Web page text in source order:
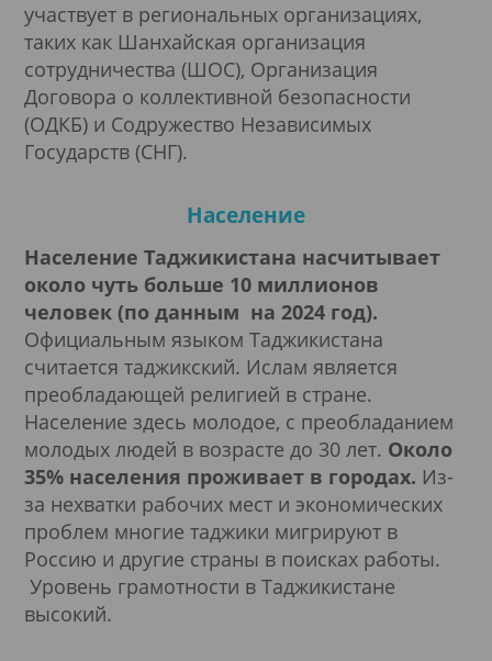
участвует в региональных организациях,
таких как Шанхайская организация
сотрудничества (ШОС), Организация
Договора о коллективной безопасности
(ОДКБ) и Содружество Независимых
Государств (СНГ).
Население
Население Таджикистана насчитывает
около чуть больше 10 миллионов
человек (по данным на 2024 год).
Официальным языком Таджикистана
считается таджикский. Ислам является
преобладающей религией в стране.
Население здесь молодое, с преобладанием
молодых людей в возрасте до 30 лет. Около
35% населения проживает в городах. Из-
за нехватки рабочих мест и экономических
проблем многие таджики мигрируют в
Россию и другие страны в поисках работы.
Уровень грамотности в Таджикистане
высокий.